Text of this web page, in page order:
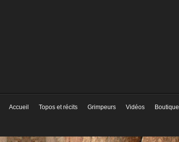
Accueil Topos et récits Grimpeurs Vidéos Boutique